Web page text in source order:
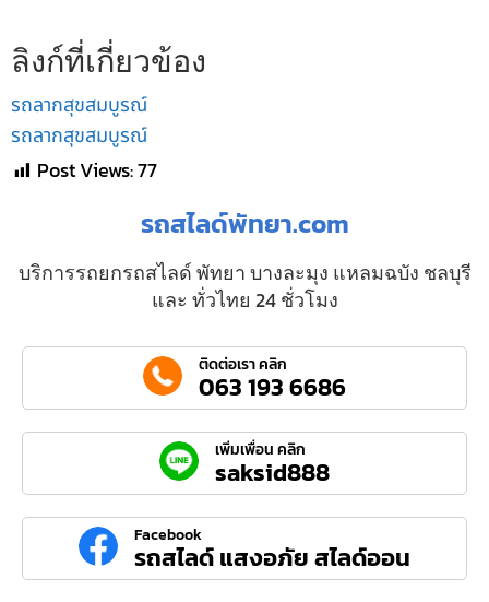
ลิงก์ที่เกี่ยวข้อง
รถลากสุขสมบูรณ์
รถลากสุขสมบูรณ์
Post Views:77
รถสไลด์พัทยา.com
บริการรถยกรถสไลด์ พัทยา บางละมุง แหลมฉบัง ชลบุรี
และ ทั่วไทย 24 ชั่วโมง
ติดต่อเรา คลิก
063 193 6686
เพิ่มเพื่อน คลิก
saksid888
Facebook
รถสไลด์ แสงอภัย สไลด์ออน